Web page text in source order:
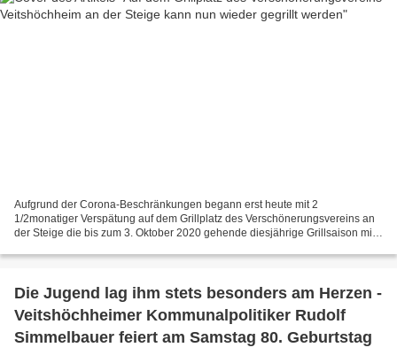
Aufgrund der Corona-Beschränkungen begann erst heute mit 2
1/2monatiger Verspätung auf dem Grillplatz des Verschönerungsvereins an
der Steige die bis zum 3. Oktober 2020 gehende diesjährige Grillsaison mit
Die Jugend lag ihm stets besonders am Herzen -
Veitshöchheimer Kommunalpolitiker Rudolf
Simmelbauer feiert am Samstag 80. Geburtstag